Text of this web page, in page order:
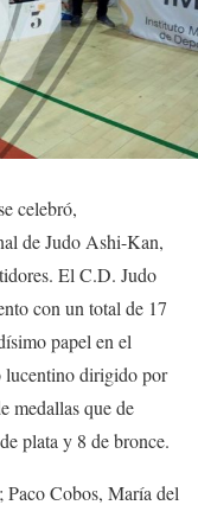
celebró,
de Judo Ashi-Kan,
El C.D. Judo
con un total de 17
papel en el
lucentino dirigido por
medallas que de
plata y 8 de bronce.
Paco Cobos, María del